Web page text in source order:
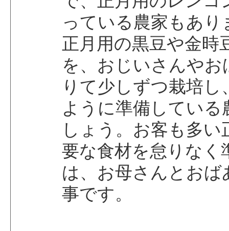
っている農家もあ
正月用の黒豆や金時
を、おじいさんや
りて少しずつ栽培
ように準備してい
しょう。お客も多
要な食材を怠りなく
は、お母さんとおば
事です。